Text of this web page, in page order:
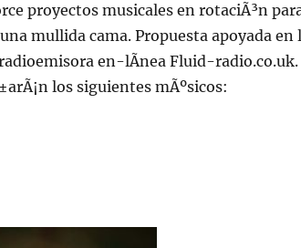
proyectos musicales en rotaciÃ³n
mullida cama. Propuesta apoyada en
en-lÃ­nea Fluid-radio.co.uk.
los siguientes mÃºsicos: